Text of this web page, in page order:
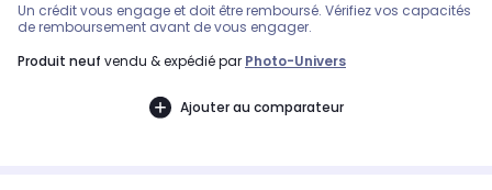
Un crédit vous engage et doit être remboursé. Vérifiez vos capacités
de remboursement avant de vous engager.
produit neuf vendu & expédié par Photo-Univers
Ajouter au comparateur